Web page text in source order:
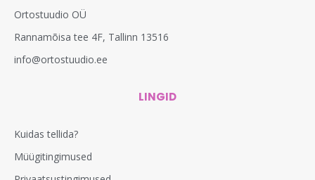
Ortostuudio OÜ
Rannamõisa tee 4F, Tallinn 13516
info@ortostuudio.ee
LINGID
Kuidas tellida?
Müügitingimused